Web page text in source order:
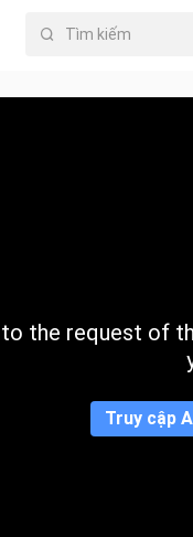
the request of
Truy cập